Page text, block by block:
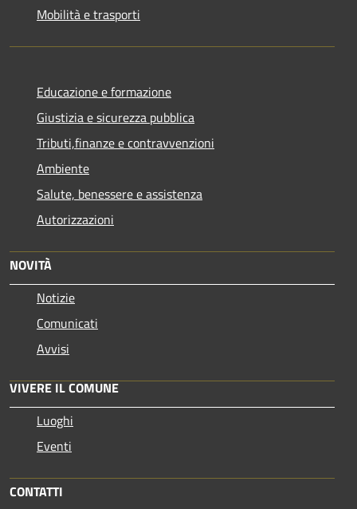
Mobilità e trasporti
Educazione e formazione
Giustizia e sicurezza pubblica
Tributi,finanze e contravvenzioni
Ambiente
Salute, benessere e assistenza
Autorizzazioni
NOVITÀ
Notizie
Comunicati
Avvisi
VIVERE IL COMUNE
Luoghi
Eventi
CONTATTI